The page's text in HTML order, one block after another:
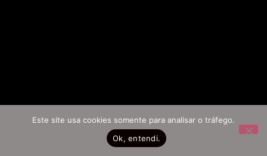
Este site usa cookies somente para analisar o tráfego.
Ok, entendi.